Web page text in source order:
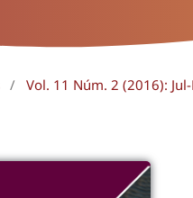
/ Vol. 11 Núm. 2 (2016):